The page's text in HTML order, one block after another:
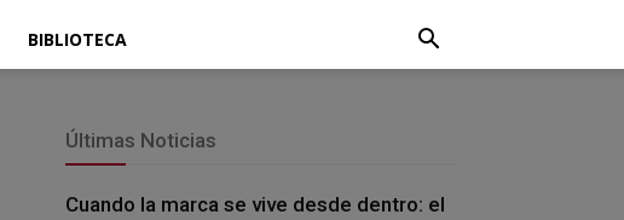
BIBLIOTECA
Últimas Noticias
Cuando la marca se vive desde dentro: el